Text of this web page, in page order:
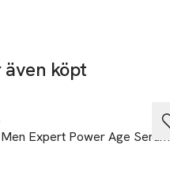
köpt
Expert Power Age Serum